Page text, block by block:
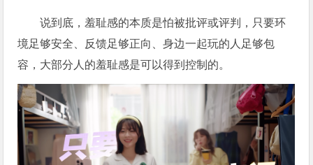
说到底，羞耻感的本质是怕被批评或评判，只要环
境足够安全、反馈足够正向、身边一起玩的人足够包
容，大部分人的羞耻感是可以得到控制的。